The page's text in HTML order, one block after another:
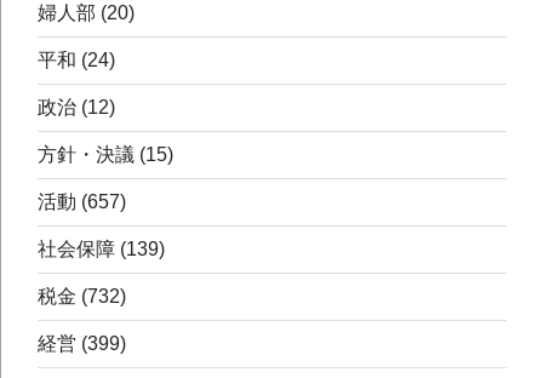
婦人部 (20)
平和 (24)
政治 (12)
方針・決議 (15)
活動 (657)
社会保障 (139)
税金 (732)
経営 (399)